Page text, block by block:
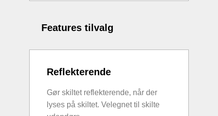
Features tilvalg
Reflekterende
Gør skiltet reflekterende, når der
lyses på skiltet. Velegnet til skilte